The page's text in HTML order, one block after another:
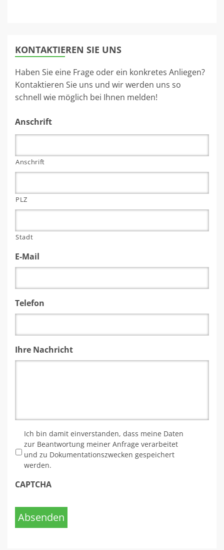
KONTAKTIEREN SIE UNS
Haben Sie eine Frage oder ein konkretes Anliegen?
Kontaktieren Sie uns und wir werden uns so
schnell wie möglich bei Ihnen melden!
Anschrift
Anschrift
PLZ
Stadt
E-Mail
Telefon
Ihre Nachricht
Ich bin damit einverstanden, dass meine Daten
zur Beantwortung meiner Anfrage verarbeitet
und zu Dokumentationszwecken gespeichert
werden.
CAPTCHA
Absenden